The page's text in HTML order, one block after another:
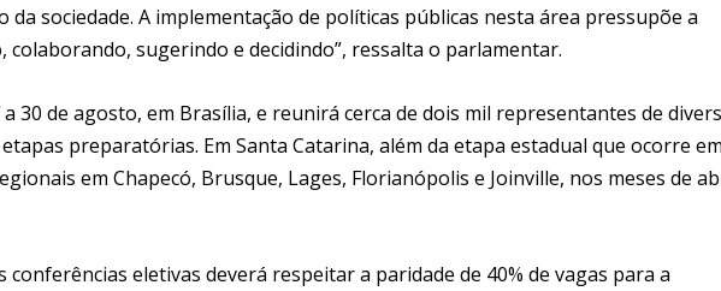
sociedade. A implementação de políticas públicas nesta área pressupõe a
sugerindo e decidindo”, ressalta o parlamentar.
30 de agosto, em Brasília, e reunirá cerca de dois mil representantes de
preparatórias. Em Santa Catarina, além da etapa estadual que ocorre em
em Chapecó, Brusque, Lages, Florianópolis e Joinville, nos meses de
conferências eletivas deverá respeitar a paridade de 40% de vagas para a